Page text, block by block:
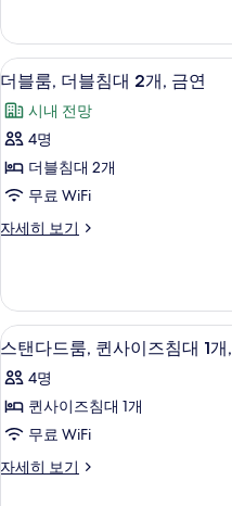
2
개,
금
연,
강
전
망
사
두
보
기
블
침
대
개,
금
강
전
자
기
더
블
룸,
더
블
대
개,
금
연
사
진
모
두
9
더블룸, 더블침대 2개, 금연
시내 전망
4명
더블침대 2개
무료 WiFi
자세히 보기
더
블
침
대
개,
금
자
세
히
스
탠
다
드
퀸
10
스탠다드룸, 퀸사이즈침대 1개
4명
퀸사이즈침대 1개
무료 WiFi
자세히 보기
스